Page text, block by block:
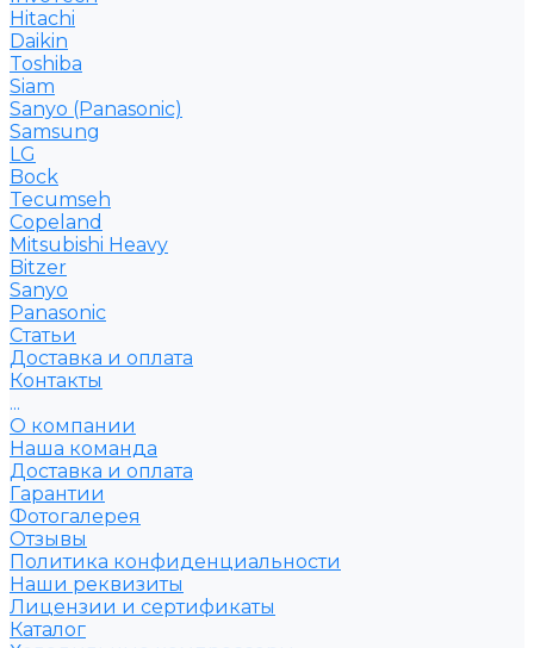
Hitachi
Daikin
Toshiba
Siam
Sanyo (Panasonic)
Samsung
LG
Bock
Tecumseh
Copeland
Mitsubishi Heavy
Bitzer
Sanyo
Рanasonic
Статьи
Доставка и оплата
Контакты
...
О компании
Наша команда
Доставка и оплата
Гарантии
Фотогалерея
Отзывы
Политика конфиденциальности
Наши реквизиты
Лицензии и сертификаты
Каталог